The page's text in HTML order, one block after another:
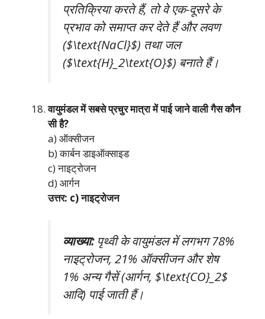
प्रतिक्रिया करते हैं, तो वे एक-दूसरे के
प्रभाव को समाप्त कर देते हैं और लवण
($\text{NaCl}$) तथा जल
($\text{H}_2\text{O}$) बनाते हैं।
वायुमंडल में सबसे प्रचुर मात्रा में पाई जाने वाली गैस कौन
सी है?
a) ऑक्सीजन
b) कार्बन डाइऑक्साइड
c) नाइट्रोजन
d) आर्गन
उत्तर: c) नाइट्रोजन
व्याख्या:पृथ्वी के वायुमंडल में लगभग 78%
नाइट्रोजन, 21% ऑक्सीजन और शेष
1% अन्य गैसें (आर्गन, $\text{CO}_2$
आदि) पाई जाती हैं।